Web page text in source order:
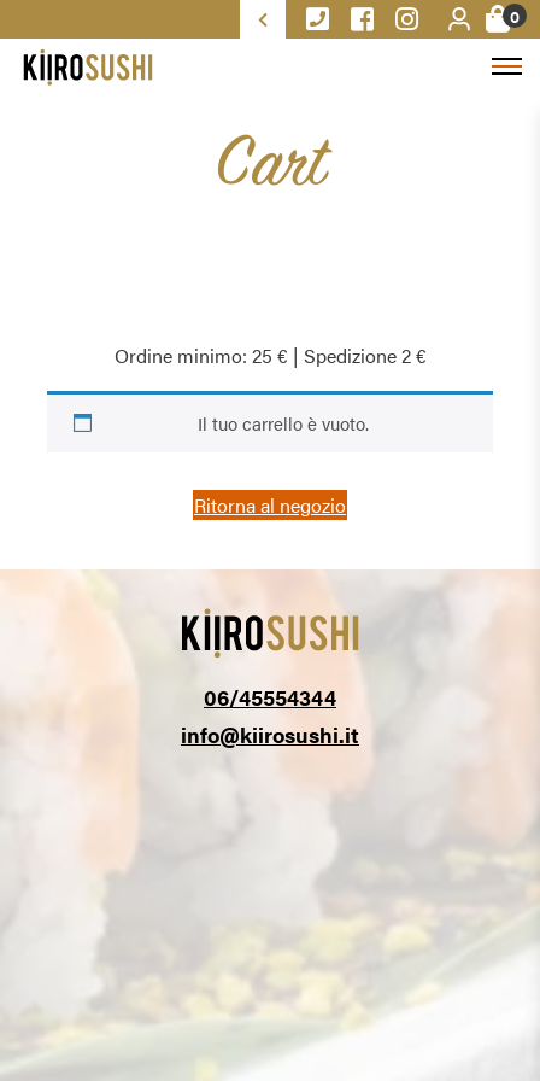
0
Cart
Ordine minimo: 25 € | Spedizione 2 €
Il tuo carrello è vuoto.
Ritorna al negozio
06/45554344
info@kiirosushi.it